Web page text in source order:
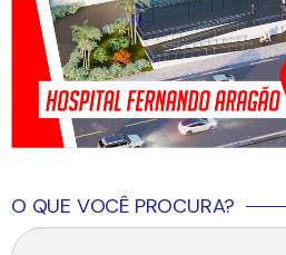
O QUE VOCÊ PROCURA?